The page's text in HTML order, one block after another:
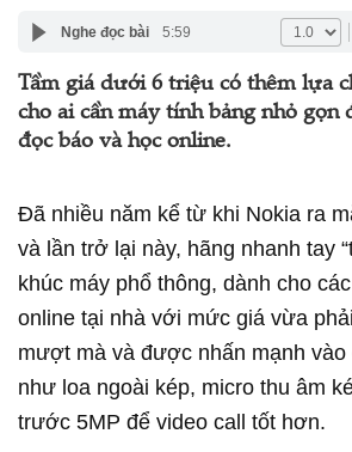
Nghe đọc bài 5:59
Tầm giá dưới 6 triệu có thêm lựa
cho ai cần máy tính bảng nhỏ gọn
đọc báo và học online.
Đã nhiều năm kể từ khi Nokia ra
và lần trở lại này, hãng nhanh tay
khúc máy phổ thông, dành cho
online tại nhà với mức giá vừa
mượt mà và được nhấn mạnh vào
như loa ngoài kép, micro thu âm
trước 5MP để video call tốt hơn.